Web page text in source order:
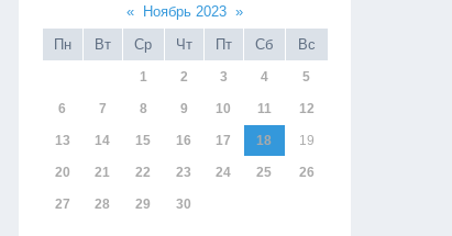
« Ноябрь 2023 »
Пн
Вт Ср Чт Пт Сб Вс
1 2 3 4 5
6 7 8 9 10 11 12
13 14 15 16 17 18 19
20 21 22 23 24 25 26
27 28 29 30